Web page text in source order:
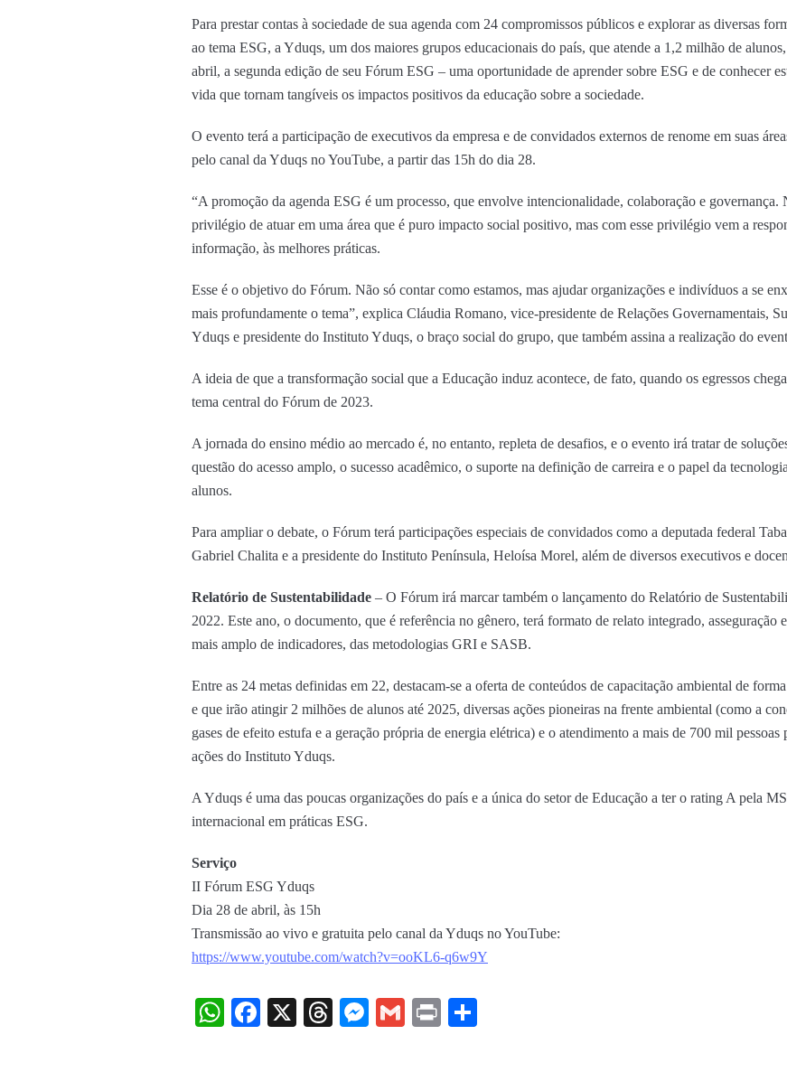
Para prestar contas à sociedade de sua agenda com 24 compromissos públicos e explorar as diversas
ao tema ESG, a Yduqs, um dos maiores grupos educacionais do país, que atende a 1,2 milhão de
abril, a segunda edição de seu Fórum ESG – uma oportunidade de aprender sobre ESG e de conhecer
vida que tornam tangíveis os impactos positivos da educação sobre a sociedade.
O evento terá a participação de executivos da empresa e de convidados externos de renome em suas
pelo canal da Yduqs no YouTube, a partir das 15h do dia 28.
“A promoção da agenda ESG é um processo, que envolve intencionalidade, colaboração e governança.
privilégio de atuar em uma área que é puro impacto social positivo, mas com esse privilégio vem a
informação, às melhores práticas.
Esse é o objetivo do Fórum. Não só contar como estamos, mas ajudar organizações e indivíduos a se
mais profundamente o tema”, explica Cláudia Romano, vice-presidente de Relações Governamentais,
Yduqs e presidente do Instituto Yduqs, o braço social do grupo, que também assina a realização do
A ideia de que a transformação social que a Educação induz acontece, de fato, quando os egressos
tema central do Fórum de 2023.
A jornada do ensino médio ao mercado é, no entanto, repleta de desafios, e o evento irá tratar de
questão do acesso amplo, o sucesso acadêmico, o suporte na definição de carreira e o papel da
alunos.
Para ampliar o debate, o Fórum terá participações especiais de convidados como a deputada federal
Gabriel Chalita e a presidente do Instituto Península, Heloísa Morel, além de diversos executivos e
Relatório de Sustentabilidade – O Fórum irá marcar também o lançamento do Relatório de
2022. Este ano, o documento, que é referência no gênero, terá formato de relato integrado, asseguração
mais amplo de indicadores, das metodologias GRI e SASB.
Entre as 24 metas definidas em 22, destacam-se a oferta de conteúdos de capacitação ambiental de
e que irão atingir 2 milhões de alunos até 2025, diversas ações pioneiras na frente ambiental (como a
gases de efeito estufa e a geração própria de energia elétrica) e o atendimento a mais de 700 mil
ações do Instituto Yduqs.
A Yduqs é uma das poucas organizações do país e a única do setor de Educação a ter o rating A pela
internacional em práticas ESG.
Serviço
II Fórum ESG Yduqs
Dia 28 de abril, às 15h
Transmissão ao vivo e gratuita pelo canal da Yduqs no YouTube:
https://www.youtube.com/watch?v=ooKL6-q6w9Y
WhatsApp
Facebook
X Threads
Messenger
Gmail
Print